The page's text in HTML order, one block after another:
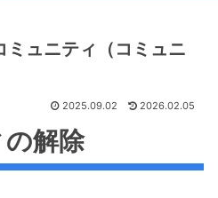
ミュニティ（コミュニ
2025.09.02 2026.02.05
解除